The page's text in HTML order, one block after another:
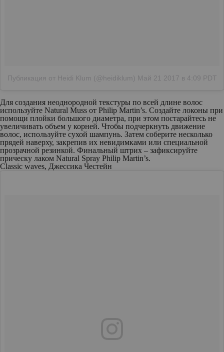
Публикация от Heidi Klum (@heidiklum) Май 21 2017 в 4:09 PDT
Для создания неоднородной текстуры по всей длине волос
используйте Natural Muss от Philip Martin’s. Создайте локоны при
помощи плойки большого диаметра, при этом постарайтесь не
увеличивать объем у корней. Чтобы подчеркнуть движение
волос, используйте сухой шампунь. Затем соберите несколько
прядей наверху, закрепив их невидимками или специальной
прозрачной резинкой. Финальный штрих – зафиксируйте
прическу лаком Natural Spray Philip Martin’s.
Classic waves, Джессика Честейн